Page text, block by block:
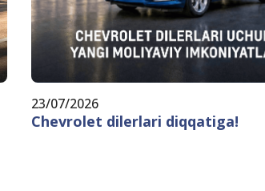
23/07/2026
Chevrolet dilerlari diqqatiga!